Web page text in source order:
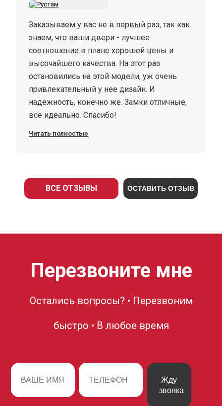
Заказываем у вас не в первый раз, так как
знаем, что ваши двери - лучшее
соотношение в плане хорошей цены и
высочайшего качества. На этот раз
остановились на этой модели, уж очень
привлекательный у нее дизайн. И
надежность, конечно же. Замки отличные,
все идеально. Спасибо!
Читать полностью
ВСЕ ОТЗЫВЫ ОСТАВИТЬ ОТЗЫВ
Перезвоните мне
Остались вопросы? • Перезвоним
быстро • В любое время
Жду
звонка